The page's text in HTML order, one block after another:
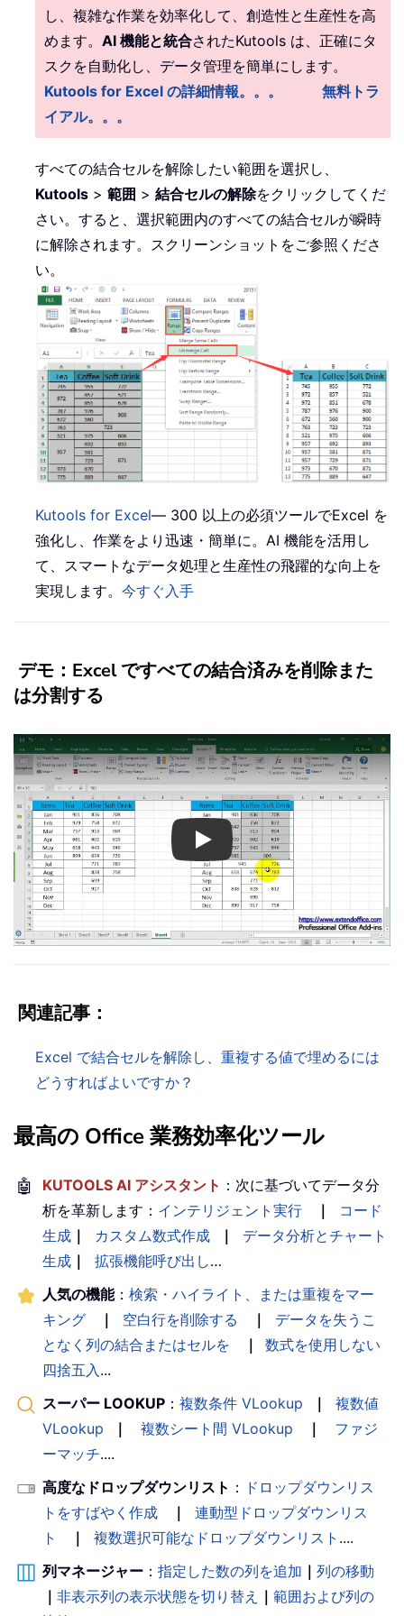
し、複雑な作業を効率化して、創造性と生産性を高
めます。 AI 機能と統合されたKutools は、正確にタ
スクを自動化し、データ管理を簡単にします。
Kutools for Excel の詳細情報。。。
無料トラ
イアル。。。
すべての結合セルを解除したい範囲を選択し、
Kutools > 範囲 > 結合セルの解除をクリックしてくだ
さい。すると、選択範囲内のすべての結合セルが瞬時
に解除されます。スクリーンショットをご参照くださ
い。
Kutools for Excel— 300 以上の必須ツールでExcel を
強化し、作業をより迅速・簡単に。AI 機能を活用し
て、スマートなデータ処理と生産性の飛躍的な向上を
実現します。 今すぐ入手
デモ：Excel ですべての結合済みを削除また
は分割する
Play
関連記事：
Excel で結合セルを解除し、重複する値で埋めるには
どうすればよいですか？
最高の Office 業務効率化ツール
🤖 KUTOOLS AI アシスタント ：次に基づいてデータ分
析を革新します： インテリジェント実行 ｜
コード
生成 ｜ カスタム数式作成 ｜
データ分析とチャート
生成 ｜ 拡張機能呼び出し…
人気の機能： 検索・ハイライト、または重複をマー
キング
｜ 空白行を削除する ｜
データを失うこ
となく列の結合またはセルを
｜
数式を使用しない
四捨五入...
スーパー LOOKUP ： 複数条件 VLookup ｜
複数値
VLookup
｜ 複数シート間 VLookup ｜
ファジ
ーマッチ....
高度なドロップダウンリスト ： ドロップダウンリス
トをすばやく作成
｜
連動型ドロップダウンリス
ト
｜ 複数選択可能なドロップダウンリスト ....
列マネージャー ： 指定した数の列を追加 ｜ 列の移動
｜ 非表示列の表示状態を切り替え ｜ 範囲および列の